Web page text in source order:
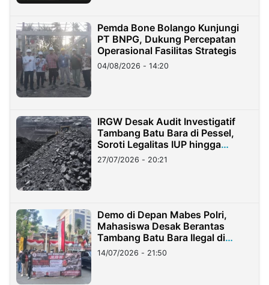
Pemda Bone Bolango Kunjungi
PT BNPG, Dukung Percepatan
Operasional Fasilitas Strategis
04/08/2026 - 14:20
IRGW Desak Audit Investigatif
Tambang Batu Bara di Pessel,
Soroti Legalitas IUP hingga
Stockpile
27/07/2026 - 20:21
Demo di Depan Mabes Polri,
Mahasiswa Desak Berantas
Tambang Batu Bara Ilegal di
Lampung
14/07/2026 - 21:50